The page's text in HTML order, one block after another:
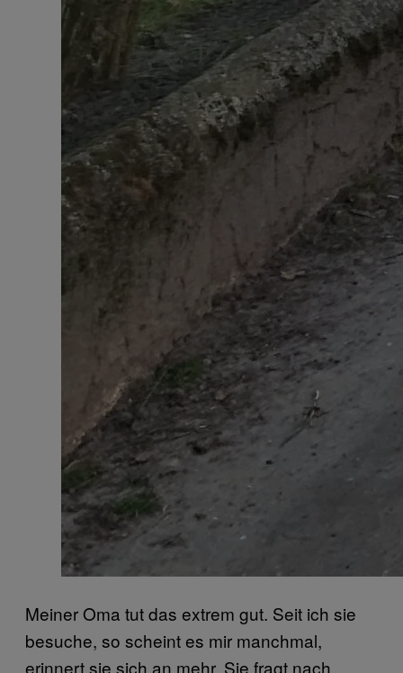
Meiner Oma tut das extrem gut. Seit ich sie
besuche, so scheint es mir manchmal,
erinnert sie sich an mehr. Sie fragt nach